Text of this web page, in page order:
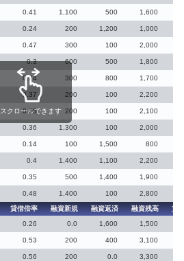
0.41 1,100 500 1,600
0.24 200 1,200 1,000
0.47 300 100 2,000
0.3 600 500 1,800
0.24 300 800 1,700
0.37 200 100 2,200
0.38 200 100 2,100
0.36 1,300 100 2,000
0.14 100 1,500 800
0.4 1,400 1,100 2,200
0.35 500 1,400 1,900
0.48 1,400 100
2,800
貸借倍率 融資新規 融資返済 融資残高
貸
0.26 0.0 1,600 1,500
0.53 200 400 3,100
0.56 200 0.0 3,300
スクロールできます